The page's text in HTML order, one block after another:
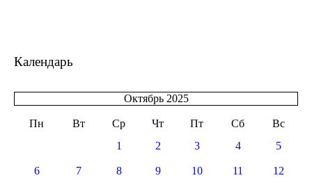
Календарь
Октябрь 2025
Пн Вт Ср Чт Пт Сб
Вс
1
2 3 4 5
6 7 8 9 10 11 12